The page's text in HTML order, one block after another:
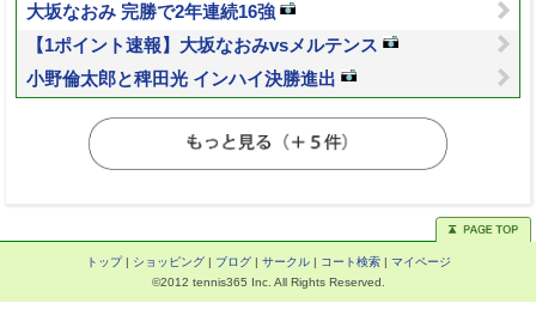
大坂なおみ 完勝で2年連続16強
【1ポイント速報】大坂なおみvsメルテンス
小野倫太郎と稗田光 インハイ決勝進出
トップ| ショッピング| ブログ| サークル| コート検索| マイページ
©2012 tennis365 Inc. All Rights Reserved.